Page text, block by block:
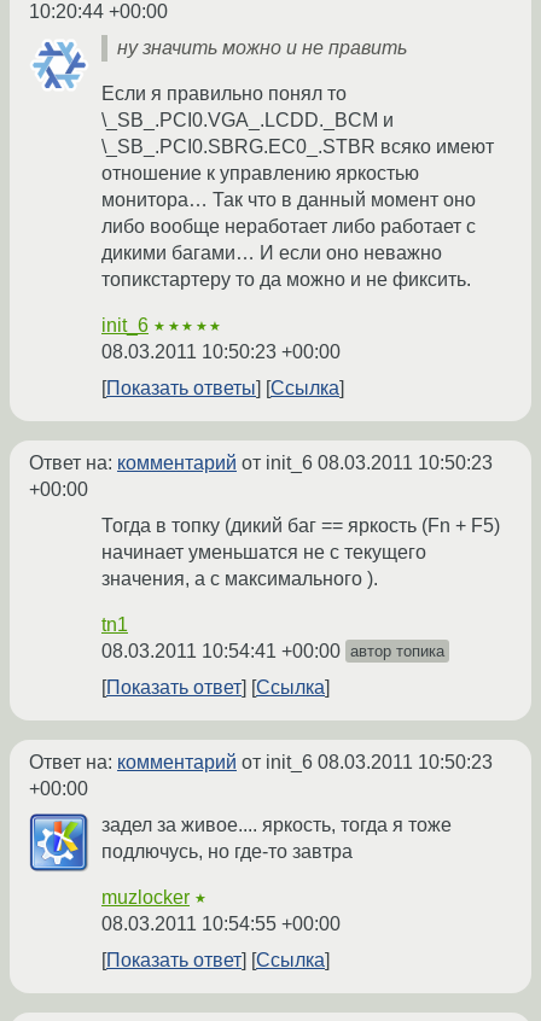
10:20:44 +00:00
ну значить можно и не править
Если я правильно понял то
\_SB_.PCI0.VGA_.LCDD._BCM и
\_SB_.PCI0.SBRG.EC0_.STBR всяко имеют
отношение к управлению яркостью
монитора… Так что в данный момент оно
либо вообще неработает либо работает с
дикими багами… И если оно неважно
топикстартеру то да можно и не фиксить.
init_6 ★★★★★
08.03.2011 10:50:23 +00:00
Показать ответы
Ссылка
Ответ на: комментарий от init_6 08.03.2011 10:50:23
+00:00
Тогда в топку (дикий баг == яркость (Fn + F5)
начинает уменьшатся не с текущего
значения, а с максимального ).
tn1
08.03.2011 10:54:41 +00:00 автор топика
Показать ответ Ссылка
Ответ на: комментарий от init_6 08.03.2011 10:50:23
+00:00
задел за живое.... яркость, тогда я тоже
подлючусь, но где-то завтра
muzlocker ★
08.03.2011 10:54:55 +00:00
Показать ответ
Ссылка